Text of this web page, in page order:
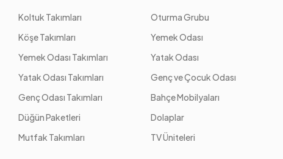
Koltuk Takımları
Köşe Takımları
Yemek Odası Takımları
Yatak Odası Takımları
Genç Odası Takımları
Düğün Paketleri
Mutfak Takımları
Oturma Grubu
Yemek Odası
Yatak Odası
Genç ve Çocuk Odası
Bahçe Mobilyaları
Dolaplar
TV Üniteleri